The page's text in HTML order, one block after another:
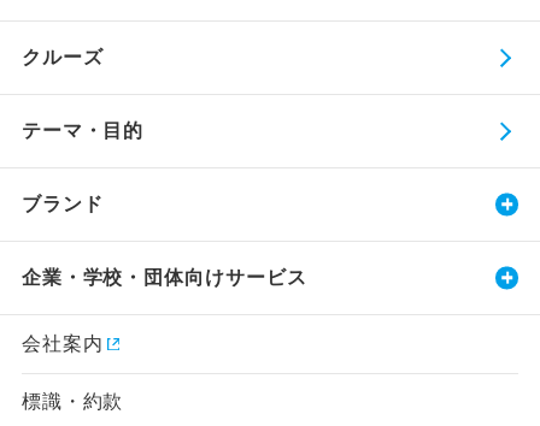
クルーズ
テーマ・目的
ブランド
企業・学校・団体向けサービス
会社案内
標識・約款